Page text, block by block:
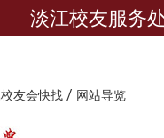
淡江校友服务处
校友会快找 / 网站导览